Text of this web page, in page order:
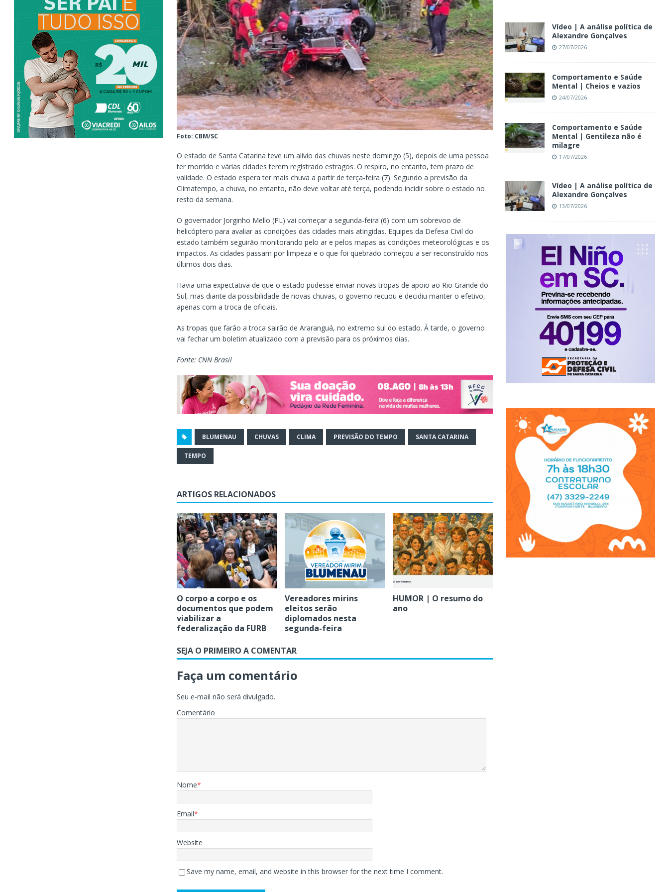
Foto: CBM/SC
O estado de Santa Catarina teve um alívio das chuvas neste domingo (5), depois de uma pessoa
ter morrido e várias cidades terem registrado estragos. O respiro, no entanto, tem prazo de
validade. O estado espera ter mais chuva a partir de terça-feira (7). Segundo a previsão da
Climatempo, a chuva, no entanto, não deve voltar até terça, podendo incidir sobre o estado no
resto da semana.
O governador Jorginho Mello (PL) vai começar a segunda-feira (6) com um sobrevoo de
helicóptero para avaliar as condições das cidades mais atingidas. Equipes da Defesa Civil do
estado também seguirão monitorando pelo ar e pelos mapas as condições meteorológicas e os
impactos. As cidades passam por limpeza e o que foi quebrado começou a ser reconstruído nos
últimos dois dias.
Havia uma expectativa de que o estado pudesse enviar novas tropas de apoio ao Rio Grande do
Sul, mas diante da possibilidade de novas chuvas, o governo recuou e decidiu manter o efetivo,
apenas com a troca de oficiais.
As tropas que farão a troca sairão de Araranguá, no extremo sul do estado. À tarde, o governo
vai fechar um boletim atualizado com a previsão para os próximos dias.
Fonte: CNN Brasil
BLUMENAU CHUVAS CLIMA PREVISÃO DO TEMPO SANTA CATARINA
TEMPO
ARTIGOS RELACIONADOS
O corpo a corpo e os
documentos que podem
viabilizar a
federalização da FURB
Vereadores mirins
eleitos serão
diplomados nesta
segunda-feira
HUMOR | O resumo do
ano
SEJA O PRIMEIRO A COMENTAR
Faça um comentário
Seu e-mail não será divulgado.
Comentário
Nome*
Email*
Website
Save my name, email, and website in this browser for the next time I comment.
Vídeo | A análise política de
Alexandre Gonçalves
27/07/2026
Comportamento e Saúde
Mental | Cheios e vazios
24/07/2026
Comportamento e Saúde
Mental | Gentileza não é
milagre
17/07/2026
Vídeo | A análise política de
Alexandre Gonçalves
13/07/2026